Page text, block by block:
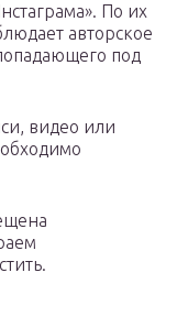
По их
авторское
под
видео или